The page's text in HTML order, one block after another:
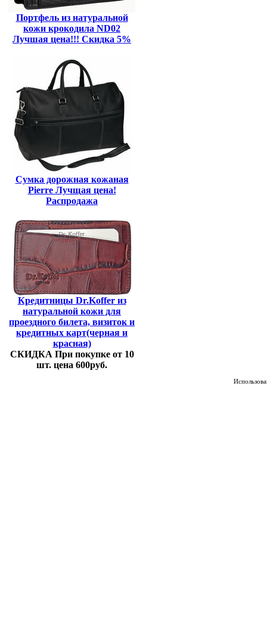
Портфель из натуральной
кожи крокодила ND02
Лучшая цена!!! Скидка 5%
Сумка дорожная кожаная
Pierre Лучщая цена!
Распродажа
Кредитницы Dr.Koffer из
натуральной кожи для
проездного билета, визиток и
кредитных карт(черная и
красная)
СКИДКА При покупке от 10
шт. цена 600руб.